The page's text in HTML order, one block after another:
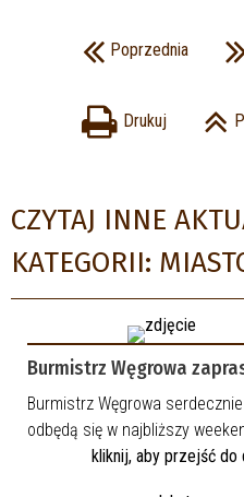
Poprzednia
Drukuj
CZYTAJ INNE
KATEGORII:
Burmistrz Węgrowa
Burmistrz Węgrowa
odbędą się w najbliższy
kliknij, aby przejść